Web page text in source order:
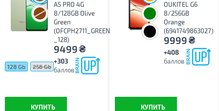
A5 PRO 4G
8/128GB Olive
Green
(OFCPH2711_GREEN
_128)
9499₴
+303
баллов
128 Gb 256 Gb
КУПИТЬ
OUKITEL G6
8/256GB
Orange
(6941749863027)
9999₴
+408
баллов
КУПИТЬ